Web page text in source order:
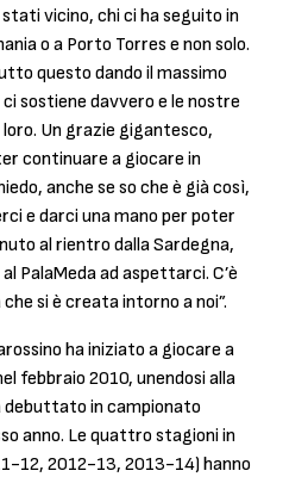
vicino, chi ci ha seguito in
o a Porto Torres e non solo.
questo dando il massimo
sostiene davvero e le nostre
Un grazie gigantesco,
continuare a giocare in
anche se so che è già così,
e darci una mano per poter
al rientro dalla Sardegna,
PalaMeda ad aspettarci. C’è
si è creata intorno a noi”.
ha iniziato a giocare a
febbraio 2010, unendosi alla
debuttato in campionato
anno. Le quattro stagioni in
12, 2012-13, 2013-14) hanno